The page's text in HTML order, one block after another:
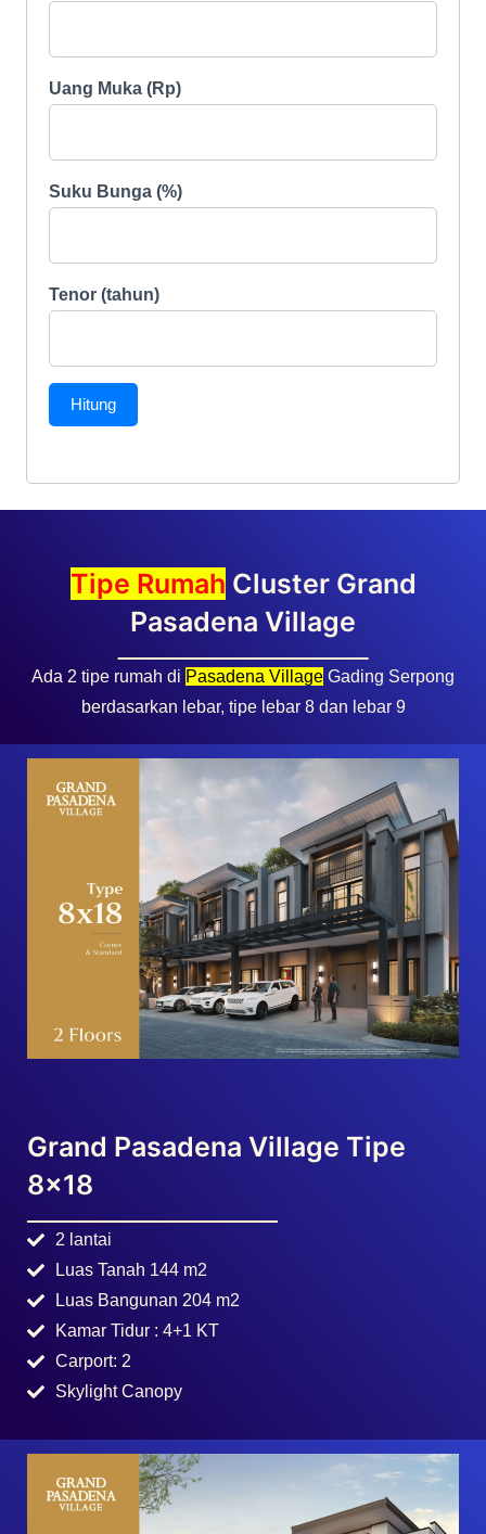
Suku Bunga (%)
Tenor (tahun)
Hitung
Tipe Rumah Cluster Grand
Ada 2 tipe rumah diPasadena VillageGading Serpong
berdasarkan lebar, tipe lebar 8 dan lebar 9
Grand Pasadena Village Tipe
2 lantai
Luas Tanah 144 m2
Luas Bangunan 204 m2
Kamar Tidur : 4+1 KT
Carport: 2
Skylight Canopy